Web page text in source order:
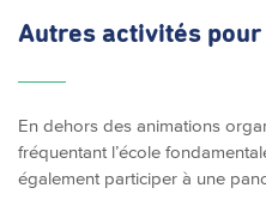
Autres activités
En dehors des animations
fréquentant l’école
également participer à une